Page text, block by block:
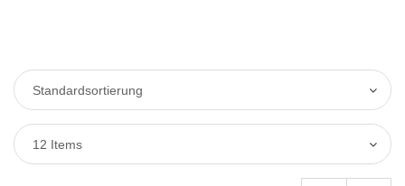
Standardsortierung
12 Items